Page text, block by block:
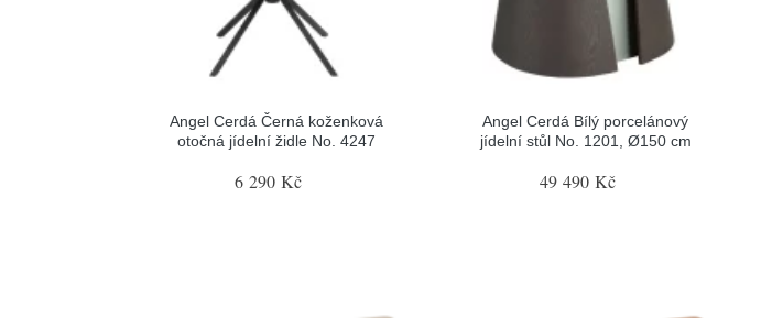
Angel Cerdá Černá koženková
otočná jídelní židle No. 4247
6 290 Kč
Angel Cerdá Bílý porcelánový
jídelní stůl No. 1201, Ø150 cm
49 490 Kč